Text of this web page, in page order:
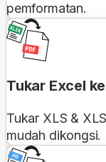
pemformatan.
Tukar Excel
Tukar XLS &
mudah dikongsi.